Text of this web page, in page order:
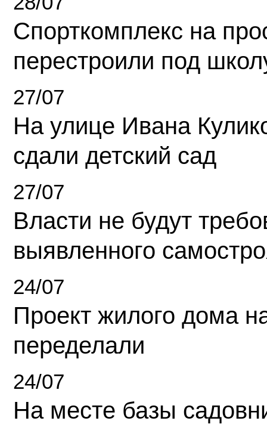
Спорткомплекс на
перестроили под
27/07
На улице Ивана
сдали детский сад
27/07
Власти не будут
выявленного
24/07
Проект жилого дома
переделали
24/07
На месте базы